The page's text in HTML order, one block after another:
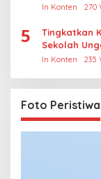
In Konten 270
5
Tingkatkan
Sekolah
Dunia
In Konten 235
Foto Peristiwa